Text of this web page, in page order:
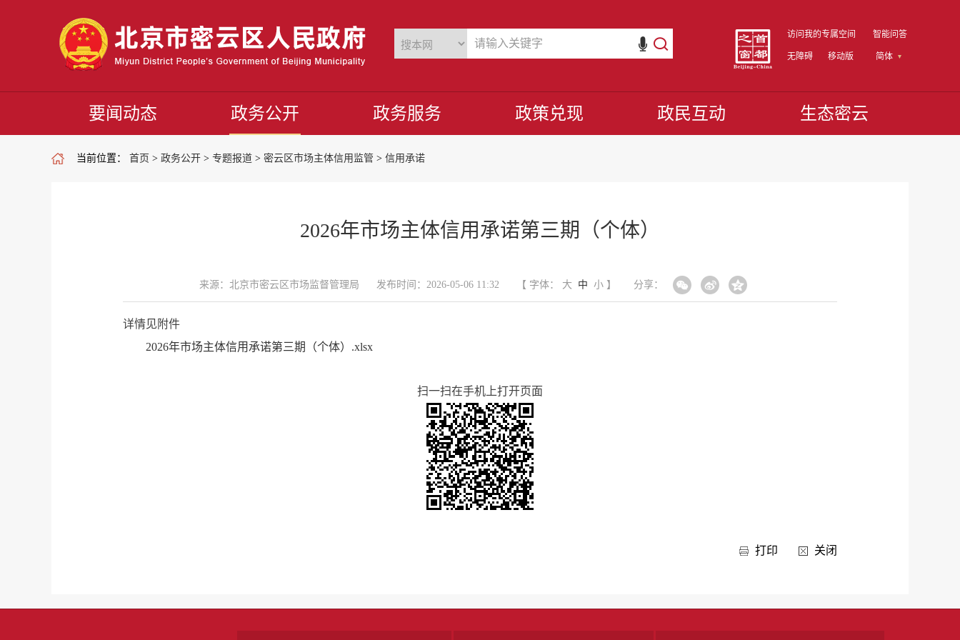
访问我的专属空间 智能问答
无障碍 移动版 简体
要闻动态 政务公开 政务服务 政策兑现 政民互动 生态密云
当前位置： 首页 > 政务公开 > 专题报道 > 密云区市场主体信用监管 > 信用承诺
2026年市场主体信用承诺第三期（个体）
来源：北京市密云区市场监督管理局 发布时间：2026-05-06 11:32 【 字体： 大 中 小】 分享：
详情见附件
2026年市场主体信用承诺第三期（个体）.xlsx
扫一扫在手机上打开页面
打印 关闭